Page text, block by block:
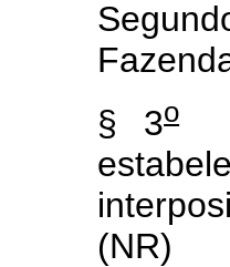
§ 3oO
(NR)